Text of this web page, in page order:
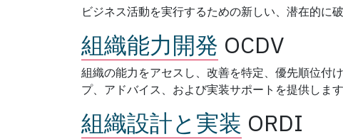
ビジネス活動を実行するための新しい、潜在的に
組織能力開発 OCDV
組織の能力をアセスし、改善を特定、優先順位付
プ、アドバイス、および実装サポートを提供します
組織設計と実装 ORDI